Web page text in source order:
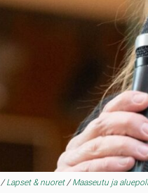
/Lapset & nuoret/Maaseutu ja